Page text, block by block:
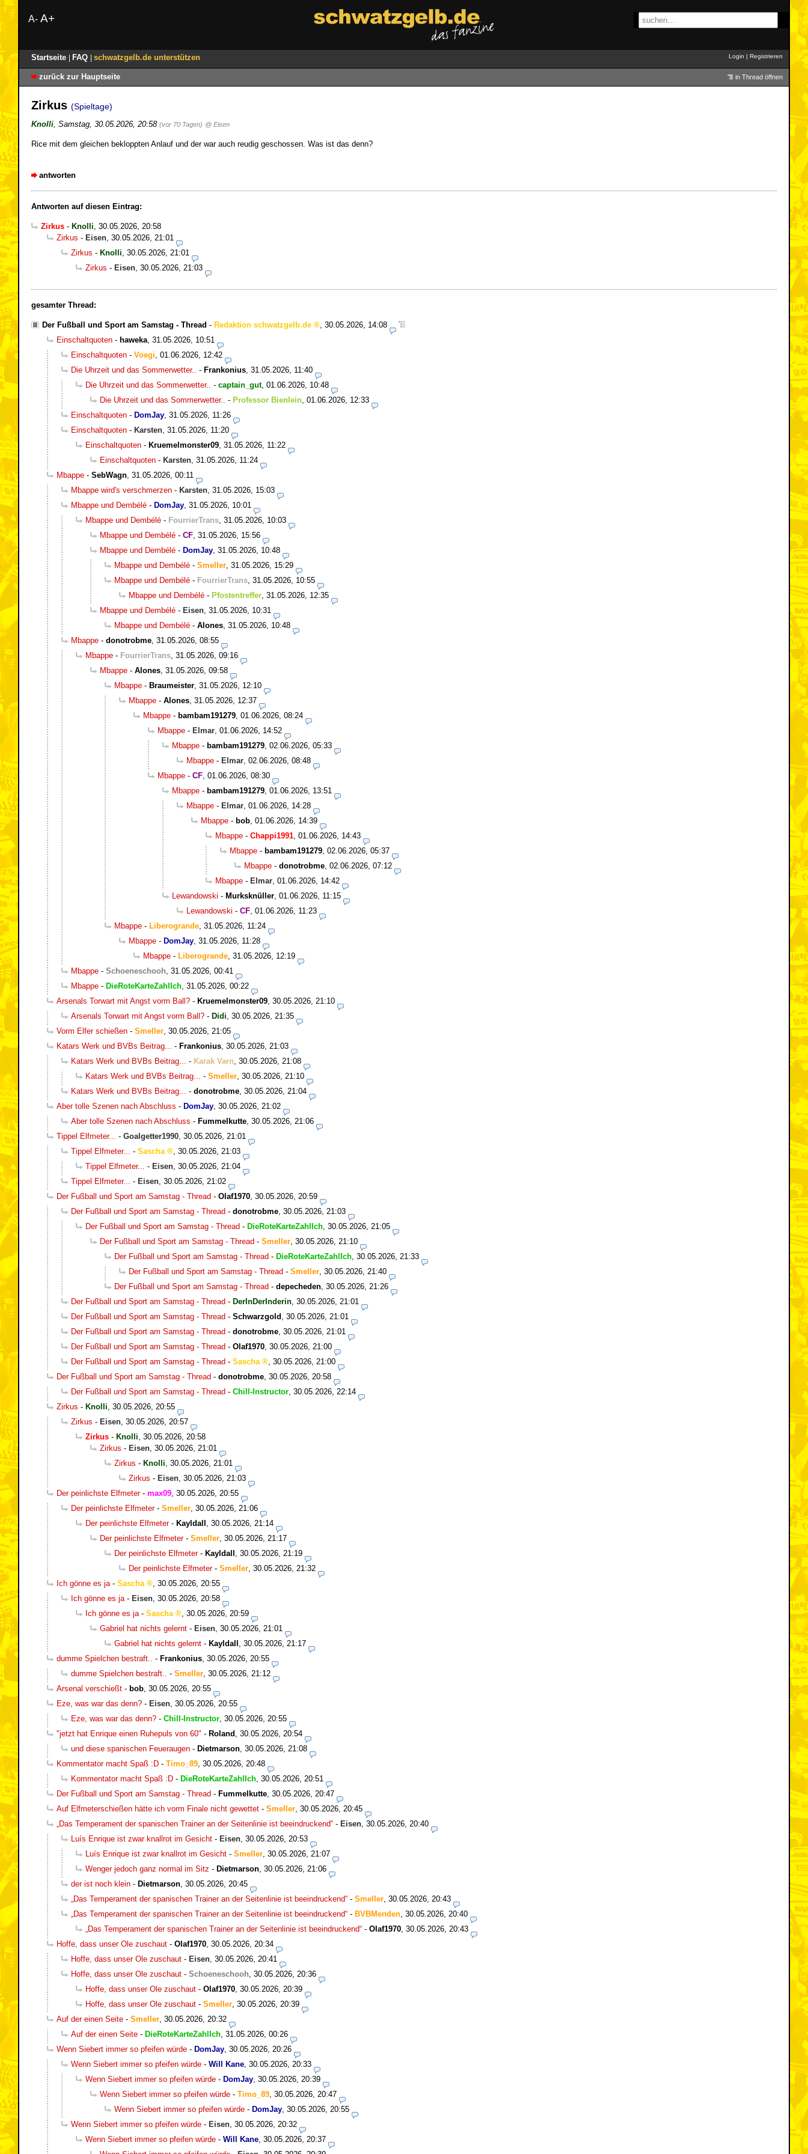
A- A+
Startseite FAQ schwatzgelb.de unterstützen Login | Registrieren
zurück zur Hauptseite in Thread öffnen
Zirkus (Spieltage)
Knolli Samstag, 30.05.2026, 20:58 (vor 70 Tagen) @ Eisen
Rice mit dem gleichen bekloppten Anlauf und der war auch reudig geschossen. Was ist das denn?
antworten
Antworten auf diesen Eintrag:
Zirkus - Knolli 30.05.2026, 20:58
Zirkus - Eisen 30.05.2026, 21:01
Zirkus - Knolli 30.05.2026, 21:01
Zirkus - Eisen 30.05.2026, 21:03
gesamter Thread:
Der Fußball und Sport am Samstag - Thread - Redaktion schwatzgelb.de
30.05.2026, 14:08
Einschaltquoten - haweka 31.05.2026, 10:51
Einschaltquoten - Voegi 01.06.2026, 12:42
Die Uhrzeit und das Sommerwetter..
- Frankonius 31.05.2026, 11:40
Die Uhrzeit und das Sommerwetter..
- captain_gut, 01.06.2026, 10:48
Die Uhrzeit und das Sommerwetter..
- Professor Bienlein 01.06.2026, 12:33
Einschaltquoten - DomJay 31.05.2026, 11:26
Einschaltquoten - Karsten 31.05.2026, 11:20
Einschaltquoten - Kruemelmonster09 31.05.2026, 11:22
Einschaltquoten - Karsten 31.05.2026, 11:24
Mbappe - SebWagn 31.05.2026, 00:11
Mbappe wird's verschmerzen - Karsten 31.05.2026, 15:03
Mbappe und Dembélé - DomJay 31.05.2026, 10:01
Mbappe und Dembélé - FourrierTrans 31.05.2026, 10:03
Mbappe und Dembélé - CF 31.05.2026, 15:56
Mbappe und Dembélé - DomJay 31.05.2026, 10:48
Mbappe und Dembélé - Smeller 31.05.2026, 15:29
Mbappe und Dembélé - FourrierTrans 31.05.2026, 10:55
Mbappe und Dembélé - Pfostentreffer 31.05.2026, 12:35
Mbappe und Dembélé - Eisen 31.05.2026, 10:31
Mbappe und Dembélé - Alones 31.05.2026, 10:48
Mbappe - donotrobme 31.05.2026, 08:55
Mbappe - FourrierTrans 31.05.2026, 09:16
Mbappe - Alones 31.05.2026, 09:58
Mbappe - Braumeister 31.05.2026, 12:10
Mbappe - Alones 31.05.2026, 12:37
Mbappe - bambam191279 01.06.2026, 08:24
Mbappe - Elmar 01.06.2026, 14:52
Mbappe - bambam191279 02.06.2026, 05:33
Mbappe - Elmar 02.06.2026, 08:48
Mbappe - CF 01.06.2026, 08:30
Mbappe - bambam191279 01.06.2026, 13:51
Mbappe - Elmar 01.06.2026, 14:28
Mbappe - bob 01.06.2026, 14:39
Mbappe - Chappi1991 01.06.2026, 14:43
Mbappe - bambam191279 02.06.2026, 05:37
Mbappe - donotrobme 02.06.2026, 07:12
Mbappe - Elmar 01.06.2026, 14:42
Lewandowski - Murksknüller 01.06.2026, 11:15
Lewandowski - CF 01.06.2026, 11:23
Mbappe - Liberogrande 31.05.2026, 11:24
Mbappe - DomJay 31.05.2026, 11:28
Mbappe - Liberogrande 31.05.2026, 12:19
Mbappe - Schoeneschooh 31.05.2026, 00:41
Mbappe - DieRoteKarteZahlIch 31.05.2026, 00:22
Arsenals Torwart mit Angst vorm Ball? - Kruemelmonster09 30.05.2026, 21:10
Arsenals Torwart mit Angst vorm Ball? - Didi 30.05.2026, 21:35
Vorm Elfer schießen - Smeller 30.05.2026, 21:05
Katars Werk und BVBs Beitrag...
- Frankonius 30.05.2026, 21:03
Katars Werk und BVBs Beitrag...
- Karak Varn 30.05.2026, 21:08
Katars Werk und BVBs Beitrag...
- Smeller 30.05.2026, 21:10
Katars Werk und BVBs Beitrag...
- donotrobme 30.05.2026, 21:04
Aber tolle Szenen nach Abschluss - DomJay 30.05.2026, 21:02
Aber tolle Szenen nach Abschluss - Fummelkutte 30.05.2026, 21:06
Tippel Elfmeter...
- Goalgetter1990 30.05.2026, 21:01
Tippel Elfmeter...
- Sascha
30.05.2026, 21:03
Tippel Elfmeter...
- Eisen 30.05.2026, 21:04
Tippel Elfmeter...
- Eisen 30.05.2026, 21:02
Der Fußball und Sport am Samstag - Thread - Olaf1970 30.05.2026, 20:59
Der Fußball und Sport am Samstag - Thread - donotrobme 30.05.2026, 21:03
Der Fußball und Sport am Samstag - Thread - DieRoteKarteZahlIch 30.05.2026, 21:05
Der Fußball und Sport am Samstag - Thread - Smeller 30.05.2026, 21:10
Der Fußball und Sport am Samstag - Thread - DieRoteKarteZahlIch 30.05.2026, 21:33
Der Fußball und Sport am Samstag - Thread - Smeller 30.05.2026, 21:40
Der Fußball und Sport am Samstag - Thread - depecheden 30.05.2026, 21:26
Der Fußball und Sport am Samstag - Thread - DerInDerInderin 30.05.2026, 21:01
Der Fußball und Sport am Samstag - Thread - Schwarzgold 30.05.2026, 21:01
Der Fußball und Sport am Samstag - Thread - donotrobme 30.05.2026, 21:01
Der Fußball und Sport am Samstag - Thread - Olaf1970 30.05.2026, 21:00
Der Fußball und Sport am Samstag - Thread - Sascha
30.05.2026, 21:00
Der Fußball und Sport am Samstag - Thread - donotrobme 30.05.2026, 20:58
Der Fußball und Sport am Samstag - Thread - Chill-Instructor 30.05.2026, 22:14
Zirkus - Knolli 30.05.2026, 20:55
Zirkus - Eisen 30.05.2026, 20:57
Zirkus - Knolli 30.05.2026, 20:58
Zirkus - Eisen 30.05.2026, 21:01
Zirkus - Knolli 30.05.2026, 21:01
Zirkus - Eisen 30.05.2026, 21:03
Der peinlichste Elfmeter- max09 30.05.2026, 20:55
Der peinlichste Elfmeter- Smeller 30.05.2026, 21:06
Der peinlichste Elfmeter- Kayldall 30.05.2026, 21:14
Der peinlichste Elfmeter- Smeller 30.05.2026, 21:17
Der peinlichste Elfmeter- Kayldall 30.05.2026, 21:19
Der peinlichste Elfmeter- Smeller 30.05.2026, 21:32
Ich gönne es ja - Sascha
30.05.2026, 20:55
Ich gönne es ja - Eisen 30.05.2026, 20:58
Ich gönne es ja - Sascha
30.05.2026, 20:59
Gabriel hat nichts gelernt - Eisen 30.05.2026, 21:01
Gabriel hat nichts gelernt - Kayldall 30.05.2026, 21:17
dumme Spielchen bestraft..
- Frankonius 30.05.2026, 20:55
dumme Spielchen bestraft..
- Smeller 30.05.2026, 21:12
Arsenal verschießt - bob 30.05.2026, 20:55
Eze, was war das denn? - Eisen 30.05.2026, 20:55
Eze, was war das denn? - Chill-Instructor 30.05.2026, 20:55
"jetzt hat Enrique einen Ruhepuls von 60" - Roland 30.05.2026, 20:54
und diese spanischen Feueraugen - Dietmarson 30.05.2026, 21:08
Kommentator macht Spaß :D - Timo_89 30.05.2026, 20:48
Kommentator macht Spaß :D - DieRoteKarteZahlIch 30.05.2026, 20:51
Der Fußball und Sport am Samstag - Thread - Fummelkutte 30.05.2026, 20:47
Auf Elfmeterschießen hätte ich vorm Finale nicht gewettet - Smeller 30.05.2026, 20:45
„Das Temperament der spanischen Trainer an der Seitenlinie ist beeindruckend“ - Eisen 30.05.2026, 20:40
Luís Enrique ist zwar knallrot im Gesicht - Eisen 30.05.2026, 20:53
Luís Enrique ist zwar knallrot im Gesicht - Smeller 30.05.2026, 21:07
Wenger jedoch ganz normal im Sitz - Dietmarson 30.05.2026, 21:06
der ist noch klein - Dietmarson 30.05.2026, 20:45
„Das Temperament der spanischen Trainer an der Seitenlinie ist beeindruckend“ - Smeller 30.05.2026, 20:43
„Das Temperament der spanischen Trainer an der Seitenlinie ist beeindruckend“ - BVBMenden 30.05.2026, 20:40
„Das Temperament der spanischen Trainer an der Seitenlinie ist beeindruckend“ - Olaf1970 30.05.2026, 20:43
Hoffe, dass unser Ole zuschaut - Olaf1970 30.05.2026, 20:34
Hoffe, dass unser Ole zuschaut - Eisen 30.05.2026, 20:41
Hoffe, dass unser Ole zuschaut - Schoeneschooh 30.05.2026, 20:36
Hoffe, dass unser Ole zuschaut - Olaf1970 30.05.2026, 20:39
Hoffe, dass unser Ole zuschaut - Smeller 30.05.2026, 20:39
Auf der einen Seite - Smeller 30.05.2026, 20:32
Auf der einen Seite - DieRoteKarteZahlIch 31.05.2026, 00:26
Wenn Siebert immer so pfeifen würde - DomJay 30.05.2026, 20:26
Wenn Siebert immer so pfeifen würde - Will Kane 30.05.2026, 20:33
Wenn Siebert immer so pfeifen würde - DomJay 30.05.2026, 20:39
Wenn Siebert immer so pfeifen würde - Timo_89 30.05.2026, 20:47
Wenn Siebert immer so pfeifen würde - DomJay 30.05.2026, 20:55
Wenn Siebert immer so pfeifen würde - Eisen 30.05.2026, 20:32
Wenn Siebert immer so pfeifen würde - Will Kane 30.05.2026, 20:37